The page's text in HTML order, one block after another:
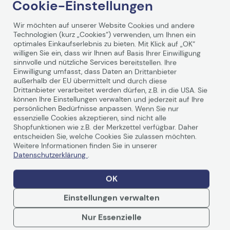
Technische Daten
Allgemein
Hersteller
Canon
4549292187625
Hauptmerkmale
Produktbeschreibung
Canon 067 H - mit hoher
Weiterlesen
Cookie-Einstellungen
Wir möchten auf unserer Website Cookies und andere
Technologien (kurz „Cookies“) verwenden, um Ihnen ein
optimales Einkaufserlebnis zu bieten. Mit Klick auf „OK“
willigen Sie ein, dass wir Ihnen auf Basis Ihrer Einwilligung
sinnvolle und nützliche Services bereitstellen. Ihre
Einwilligung umfasst, dass Daten an Drittanbieter
außerhalb der EU übermittelt und durch diese
Drittanbieter verarbeitet werden dürfen, z.B. in die USA. Sie
können Ihre Einstellungen verwalten und jederzeit auf Ihre
persönlichen Bedürfnisse anpassen. Wenn Sie nur
essenzielle Cookies akzeptieren, sind nicht alle
Shopfunktionen wie z.B. der Merkzettel verfügbar. Daher
entscheiden Sie, welche Cookies Sie zulassen möchten.
Weitere Informationen finden Sie in unserer
Datenschutzerklärung .
OK
Einstellungen verwalten
Nur Essenzielle